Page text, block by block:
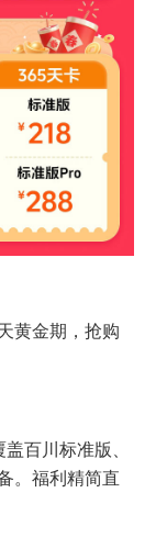
黄金期，抢购
百川标准版、
。福利精简直